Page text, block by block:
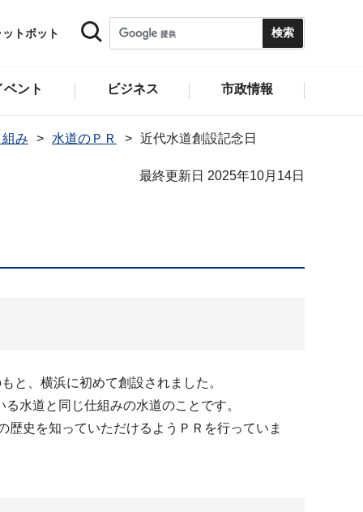
トボット
ント ビジネス 市政情報
み 水道のＰＲ 近代水道創設記念日
最終更新日 2025年10月14日
と、横浜に初めて創設されました。
水道と同じ仕組みの水道のことです。
史を知っていただけるようＰＲを行っていま